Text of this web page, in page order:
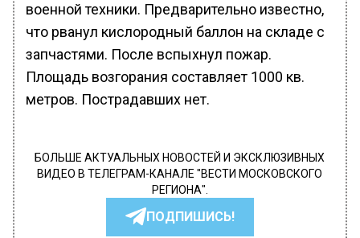
военной техники. Предварительно известно,
что рванул кислородный баллон на складе с
запчастями. После вспыхнул пожар.
Площадь возгорания составляет 1000 кв.
метров. Пострадавших нет.
БОЛЬШЕ АКТУАЛЬНЫХ НОВОСТЕЙ И ЭКСКЛЮЗИВНЫХ
ВИДЕО В ТЕЛЕГРАМ-КАНАЛЕ "ВЕСТИ МОСКОВСКОГО
РЕГИОНА".
ПОДПИШИСЬ!